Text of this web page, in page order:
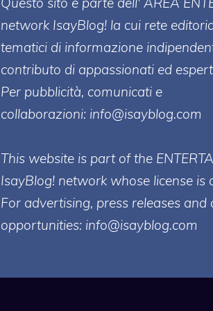
network IsayBlog! la cui rete
tematici di informazione
contributo di appassionati ed
Per pubblicità, comunicati e
collaborazioni: info@isayblog.com
This website is part of the
IsayBlog! network whose license is
For advertising, press releases and
opportunities: info@isayblog.com